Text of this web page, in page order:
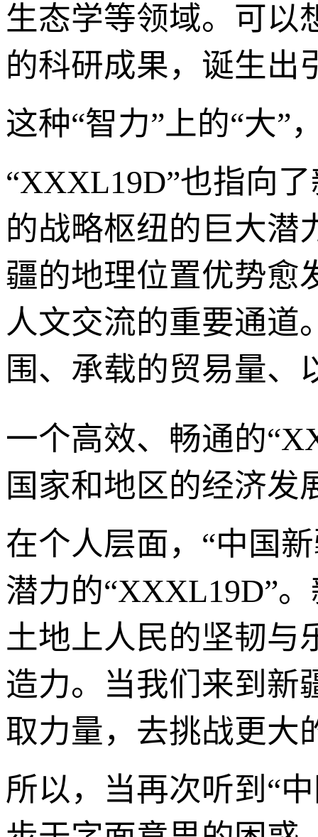
生态学等领域。可以
的科研成果，诞生出
这种“智力”上的“大”
“XXXL19D”也指向
的战略枢纽的巨大潜
疆的地理位置优势愈
人文交流的重要通道
围、承载的贸易量
一个高效、畅通的
国家和地区的经济发
在个人层面，“中国
潜力的“XXXL19D”
土地上人民的坚韧与
造力。当我们来到新
取力量，去挑战更大
所以，当再次听到“